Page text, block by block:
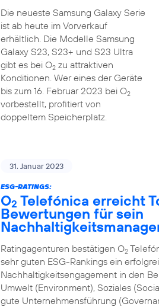
Die neueste Samsung Galaxy Serie
ist ab heute im Vorverkauf
erhältlich. Die Modelle Samsung
Galaxy S23, S23+ und S23 Ultra
gibt es bei O2zu attraktiven
Konditionen. Wer eines der Geräte
bis zum 16. Februar 2023 bei O2
vorbestellt, profitiert von
doppeltem Speicherplatz.
31. Januar 2023
ESG-RATINGS:
O2 Telefónica erreicht
Bewertungen für sein
Ratingagenturen bestätigen O2
sehr guten ESG-Rankings ein
Nachhaltigkeitsengagement in den
Umwelt (Environment), Soziales
gute Unternehmensführung